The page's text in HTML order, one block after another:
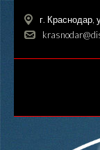
г. Краснодар,